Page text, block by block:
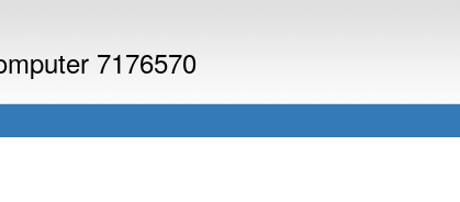
7176570